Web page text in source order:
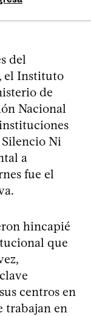
del
el Instituto
de
Nacional
Ni
a
fue el
hincapié
que
centros en
trabajan en